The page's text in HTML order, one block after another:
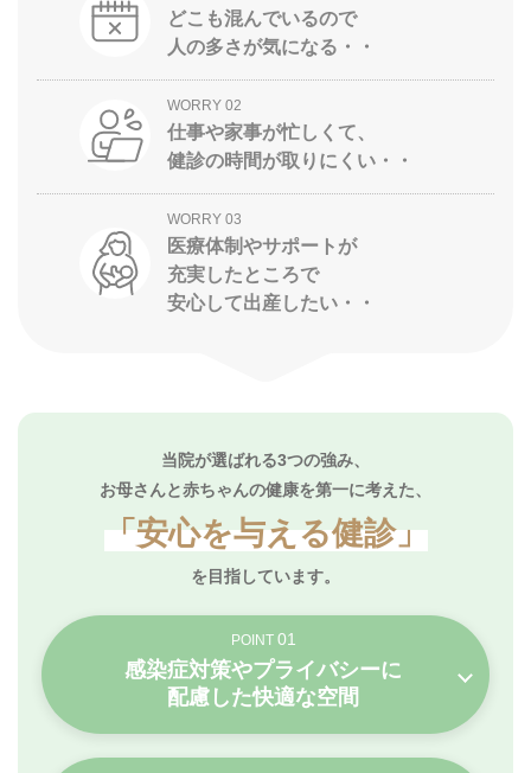
どこも混んでいるので
人の多さが気になる・・
WORRY 02
仕事や家事が忙しくて、
健診の時間が取りにくい・・
WORRY 03
医療体制やサポートが
充実したところで
安心して出産したい・・
当院が選ばれる3つの強み、
お母さんと赤ちゃんの健康を第一に考えた、
「安心を与える健診」
を目指しています。
POINT 01
感染症対策やプライバシーに
配慮した快適な空間